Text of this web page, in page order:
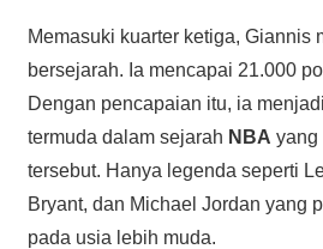
Memasuki kuarter ketiga, Giannis
bersejarah. Ia mencapai 21.000
Dengan pencapaian itu, ia
termuda dalam sejarah NBA yang
tersebut. Hanya legenda seperti
Bryant, dan Michael Jordan yang
pada usia lebih muda.